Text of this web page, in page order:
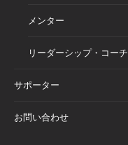
メンター
リーダーシップ・コーチ
サポーター
お問い合わせ